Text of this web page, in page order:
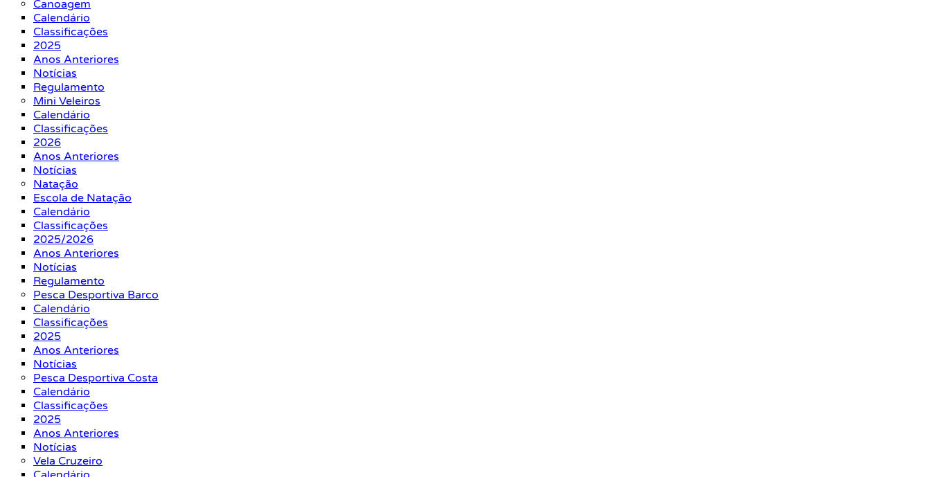
Canoagem
Calendário
Classificações
2025
Anos Anteriores
Notícias
Regulamento
Mini Veleiros
Calendário
Classificações
2026
Anos Anteriores
Notícias
Natação
Escola de Natação
Calendário
Classificações
2025/2026
Anos Anteriores
Notícias
Regulamento
Pesca Desportiva Barco
Calendário
Classificações
2025
Anos Anteriores
Notícias
Pesca Desportiva Costa
Calendário
Classificações
2025
Anos Anteriores
Notícias
Vela Cruzeiro